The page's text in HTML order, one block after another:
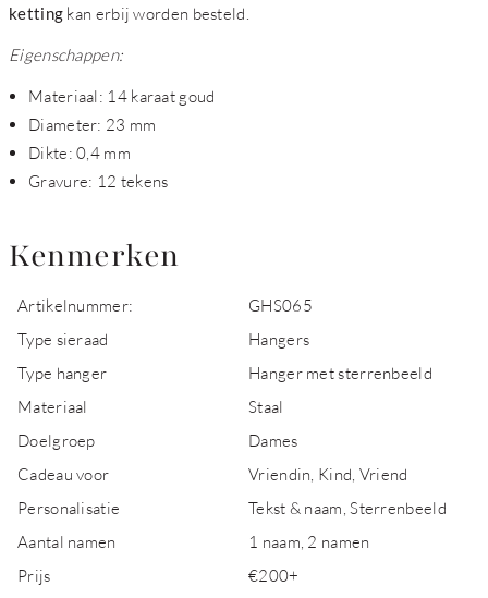
ketting kan erbij worden besteld.
Eigenschappen:
Materiaal: 14 karaat goud
Diameter: 23 mm
Dikte: 0,4 mm
Gravure: 12 tekens
Kenmerken
Artikelnummer:
GHS065
Type sieraad
Hangers
Type hanger
Hanger met sterrenbeeld
Materiaal
Staal
Doelgroep
Dames
Cadeau voor
Vriendin, Kind, Vriend
Personalisatie
Tekst & naam, Sterrenbeeld
Aantal namen
1 naam, 2 namen
Prijs
€200+